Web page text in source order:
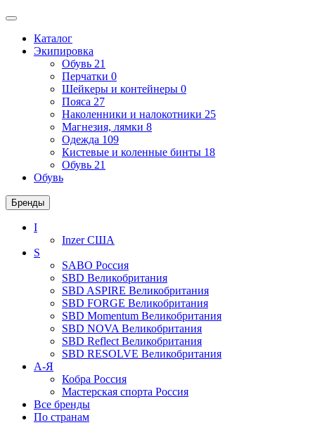
Каталог
Экипировка
Обувь 21
Перчатки 0
Шейкеры и контейнеры 0
Пояса 27
Наколенники и налокотники 25
Магнезия, лямки 8
Одежда 109
Кистевые и коленные бинты 18
Обувь 21
Обувь
Бренды
I
InzerСША
S
SABO Россия
SBD Великобритания
SBD ASPIRE Великобритания
SBD FORGE Великобритания
SBD Momentum Великобритания
SBD NOVA Великобритания
SBD Reflect Великобритания
SBD RESOLVE Великобритания
А-Я
Кобра Россия
Мастерская спорта Россия
Все бренды
По странам